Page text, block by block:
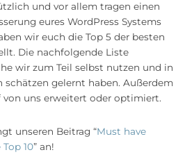
und vor allem tragen einen
eures WordPress Systems
wir euch die Top 5 der besten
Die nachfolgende Liste
wir zum Teil selbst nutzen und in
schätzen gelernt haben. Außerdem
von uns erweitert oder optimiert.
unseren Beitrag “Must have
10” an!